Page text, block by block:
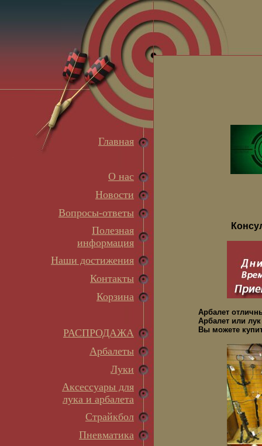
Главная
О нас
Новости
Вопросы-ответы
Полезная
информация
Наши достижения
Контакты
Корзина
РАСПРОДАЖА
Арбалеты
Луки
Аксессуары для
лука и арбалета
Страйкбол
Пневматика
Арбалет
Арбалет или
Вы можете